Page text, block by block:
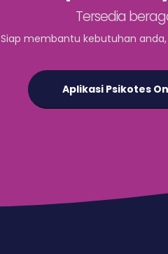
Tersedia
Siap membantu kebutuhan
Aplikasi Psikotes